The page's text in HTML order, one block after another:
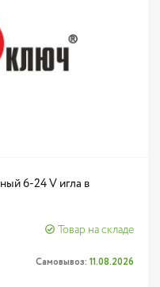
6-24 V игла в
Товар на складе
Самовывоз: 11.08.2026